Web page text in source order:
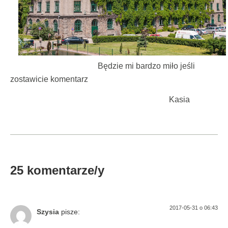
Będzie mi bardzo miło jeśli
zostawicie komentarz
Kasia
25 komentarze/y
Szysia pisze: 2017-05-31 o 06:43